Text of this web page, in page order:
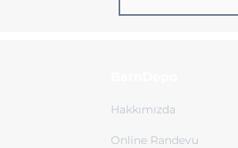
Hakkımızda
Online Randevu